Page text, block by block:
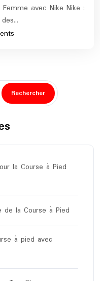
avec Nike Nike :
Rechercher
la Course à Pied
de la Course à Pied
à pied avec